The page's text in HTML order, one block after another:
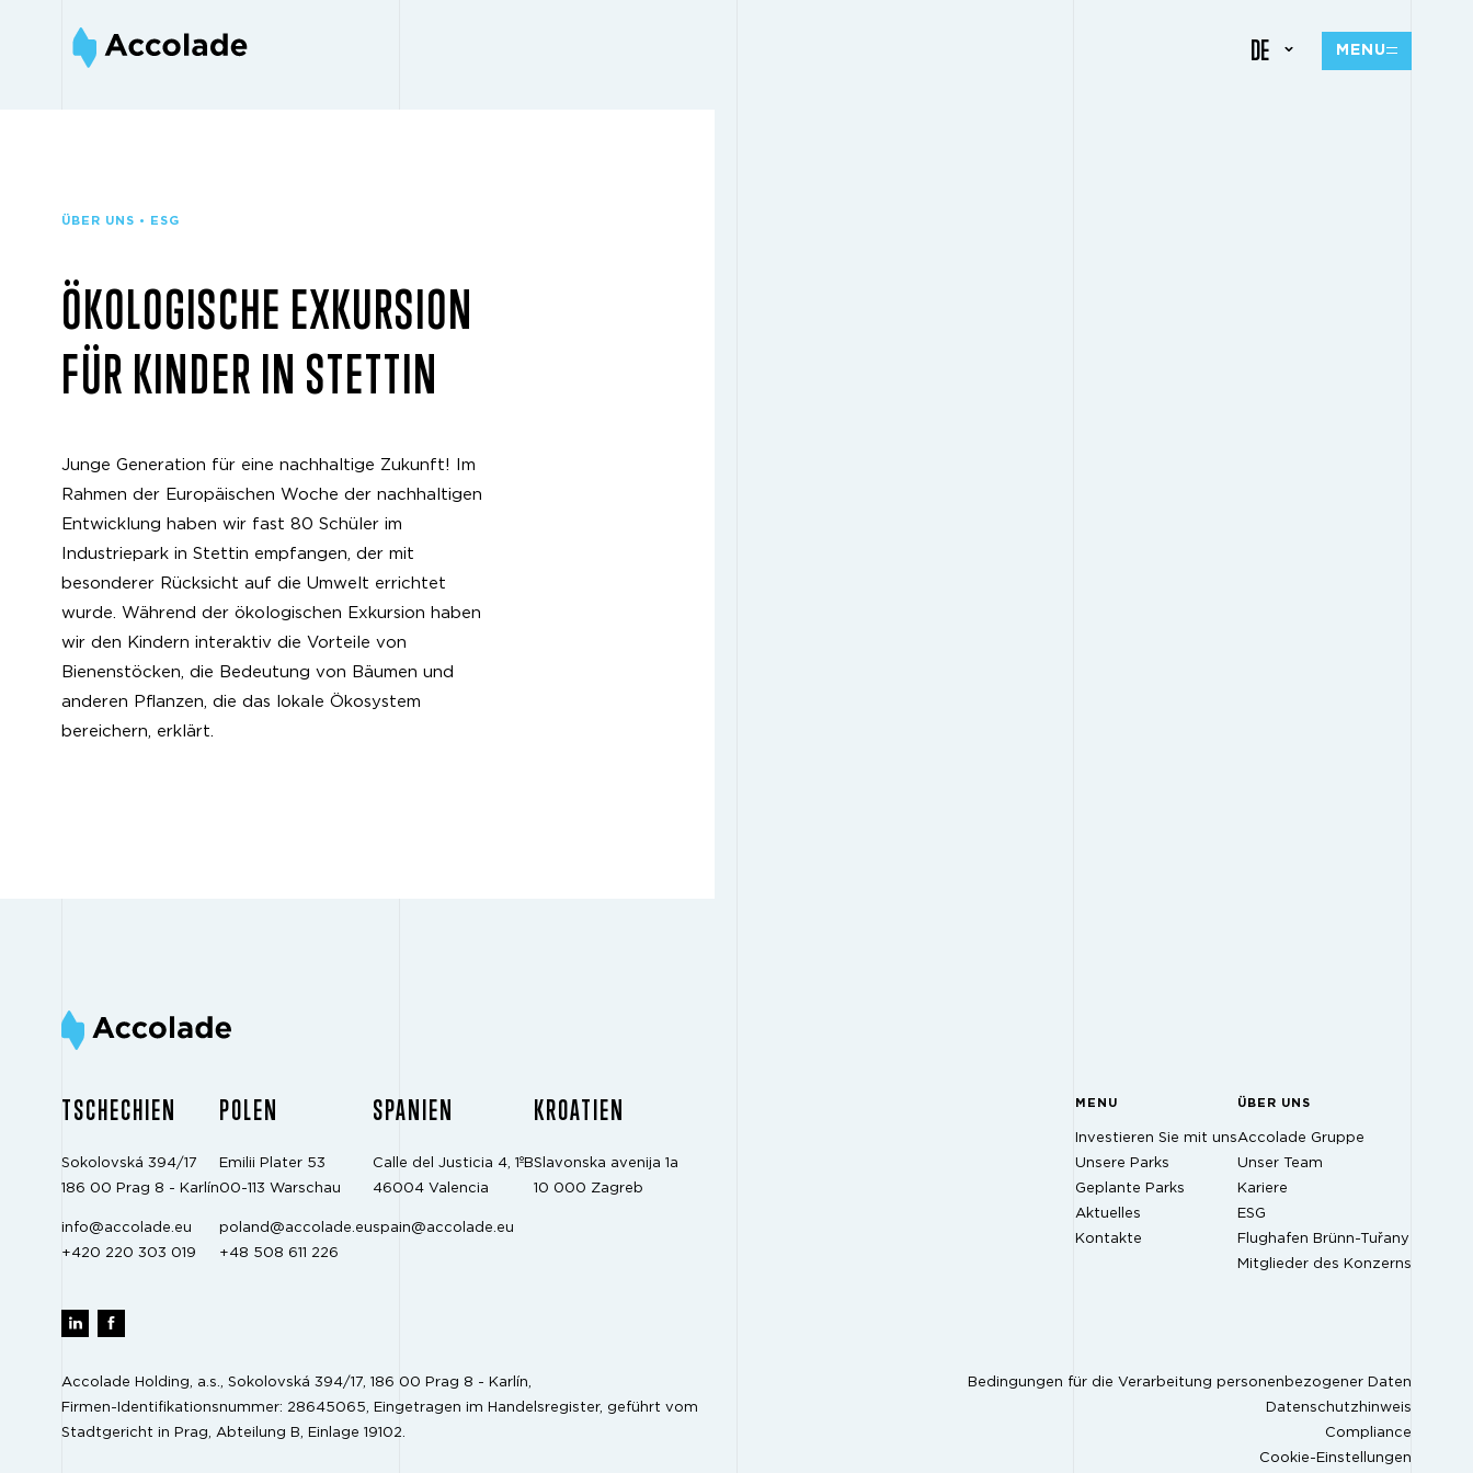
DE MENU
ÜBER UNS • ESG
ÖKOLOGISCHE EXKURSION
FÜR KINDER IN STETTIN
Junge Generation für eine nachhaltige Zukunft! Im
Rahmen der Europäischen Woche der nachhaltigen
Entwicklung haben wir fast 80 Schüler im
Industriepark in Stettin empfangen, der mit
besonderer Rücksicht auf die Umwelt errichtet
wurde. Während der ökologischen Exkursion haben
wir den Kindern interaktiv die Vorteile von
Bienenstöcken, die Bedeutung von Bäumen und
anderen Pflanzen, die das lokale Ökosystem
bereichern, erklärt.
TSCHECHIEN
Sokolovská 394/17
186 00 Prag 8 - Karlín
info@accolade.eu
+420 220 303 019
POLEN
Emilii Plater 53
00-113 Warschau
poland@accolade.eu
+48 508 611 226
SPANIEN
Calle del Justicia 4, 1ºB
46004 Valencia
spain@accolade.eu
KROATIEN
Slavonska avenija 1a
10 000 Zagreb
MENU
Investieren Sie mit uns
Unsere Parks
Geplante Parks
Aktuelles
Kontakte
ÜBER UNS
Accolade Gruppe
Unser Team
Kariere
ESG
Flughafen Brünn-Tuřany
Mitglieder des Konzerns
Accolade Holding, a.s., Sokolovská 394/17, 186 00 Prag 8 - Karlín,
Firmen-Identifikationsnummer: 28645065, Eingetragen im Handelsregister, geführt vom
Stadtgericht in Prag, Abteilung B, Einlage 19102.
Bedingungen für die Verarbeitung personenbezogener Daten
Datenschutzhinweis
Compliance
Cookie-Einstellungen